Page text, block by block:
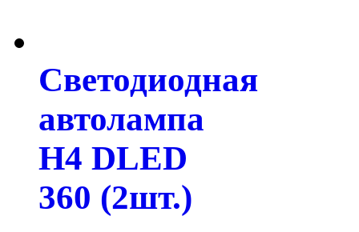
Светодиодная
автолампа
H4 DLED
360 (2шт.)